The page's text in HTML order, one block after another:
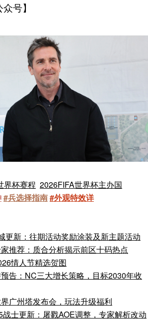
号】
界杯赛程 2026FIFA世界杯主办国
#兵选择指南#外观特效详
更新：往期活动奖励涂装及新主题活动
推荐：质合分析揭示前区十码热点
情人节精选贺图
告：NC三大增长策略，目标2030年收
广州塔发布会，玩法升级福利
士更新：屠戮AOE调整，专家解析改动